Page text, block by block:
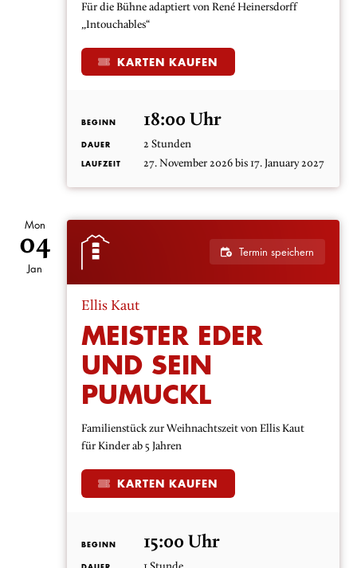
Für die Bühne adaptiert von René Heinersdorff
„Intouchables“
KARTEN KAUFEN
BEGINN 18:00 Uhr
DAUER 2 Stunden
LAUFZEIT 27. November 2026 bis 17. January 2027
Mon
04
Jan
Termin speichern
Ellis Kaut
MEISTER EDER
UND SEIN
PUMUCKL
Familienstück zur Weihnachtszeit von Ellis Kaut
für Kinder ab 5 Jahren
KARTEN KAUFEN
BEGINN 15:00 Uhr